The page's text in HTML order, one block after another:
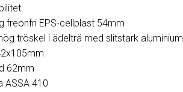
freonfri EPS-cellplast 54mm
tröskel i ädelträ med slitstark aluminium
62mm
ASSA 410